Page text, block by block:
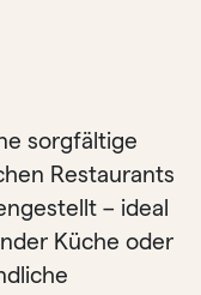
sorgfältige
Restaurants
– ideal
Küche oder